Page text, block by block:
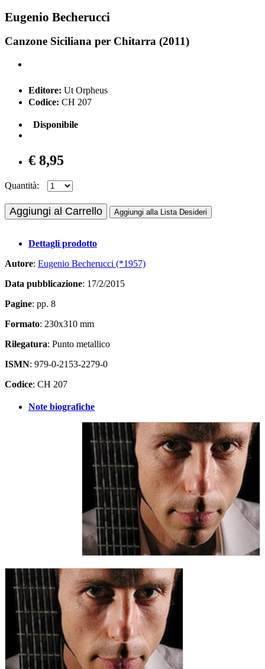
Eugenio Becherucci
Canzone Siciliana per Chitarra (2011)
Editore: Ut Orpheus
Codice: CH 207
Disponibile
€ 8,95
Quantità:
Aggiungi al Carrello Aggiungi alla Lista Desideri
Dettagli prodotto
Autore: Eugenio Becherucci (*1957)
Data pubblicazione: 17/2/2015
Pagine: pp. 8
Formato: 230x310 mm
Rilegatura: Punto metallico
ISMN: 979-0-2153-2279-0
Codice: CH 207
Note biografiche